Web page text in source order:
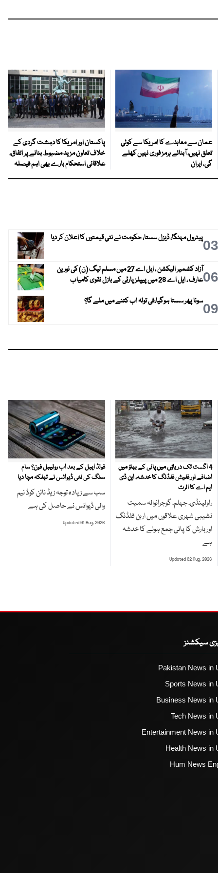
عمان سے معاہدے کا امریکا سے کوئی
تعلق نہیں، آبنائے ہرمز فوری نہیں کھلے
گی، ایران
پاکستان اور امریکا کا دہشت گردی کے
خلاف تعاون مزید مضبوط بنانے پر اتفاق،
علاقائی استحکام بارے بھی اہم فیصلہ
03پیٹرول مہنگا، ڈیزل سستا، حکومت نے نئی قیمتوں کا اعلان کر دیا
06
آزاد کشمیر الیکشن ، ایل اے 27 میں مسلم لیگ (ن) کی نورین
عارف ، ایل اے 28 میں پیپلز پارٹی کے بازل نقوی کامیاب
09سونا پھر سستا ہوگیا،فی تولہ اب کتنے میں ملے گا؟
4 اگست تک دریاؤں میں پانی کے بہاؤ میں
اضافے اور فلیش فلڈنگ کا خدشہ، این ڈی
ایم اے کا الرٹ
راولپنڈی، جہلم، گوجرانوالہ سمیت
نشیبی شہری علاقوں میں اربن فلڈنگ
اور بارش کا پانی جمع ہونے کا خدشہ
ہے
Updated 02 Aug, 2026
فولڈ ایبل کے بعد اب رولیبل فون؟ سام
سنگ کی نئی ڈیوائس نے تہلکہ مچا دیا
سب سے زیادہ توجہ زیڈ نائن کوڈ نیم
والی ڈیوائس نے حاصل کی ہے
Updated 01 Aug, 2026
سیکشنز
Pakistan News in
Sports News in
Business News in
Tech News in
Entertainment News in
Health News in
Hum News